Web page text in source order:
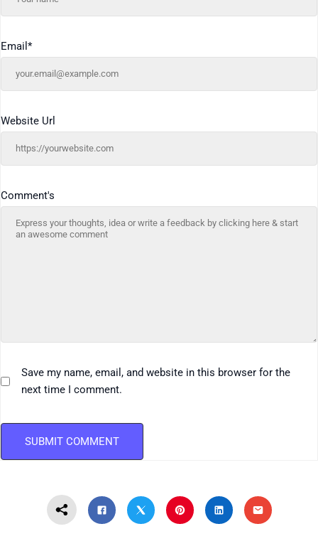
Comment's
Email *
Website Url
Save my name, email, and website in this browser for the
next time I comment.